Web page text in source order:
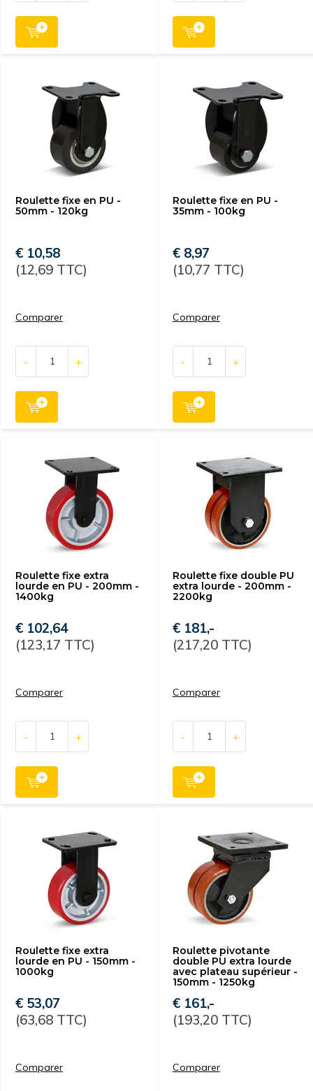
Roulette fixe en PU -
50mm - 120kg
€ 10,58
(12,69 TTC)
Comparer
- +
Roulette fixe en PU -
35mm - 100kg
€ 8,97
(10,77 TTC)
Comparer
- +
Roulette fixe extra
lourde en PU - 200mm -
1400kg
€ 102,64
(123,17 TTC)
Comparer
- +
Roulette fixe double PU
extra lourde - 200mm -
2200kg
€ 181,-
(217,20 TTC)
Comparer
- +
Roulette fixe extra
lourde en PU - 150mm -
1000kg
€ 53,07
(63,68 TTC)
Comparer
Roulette pivotante
double PU extra lourde
avec plateau supérieur -
150mm - 1250kg
€ 161,-
(193,20 TTC)
Comparer